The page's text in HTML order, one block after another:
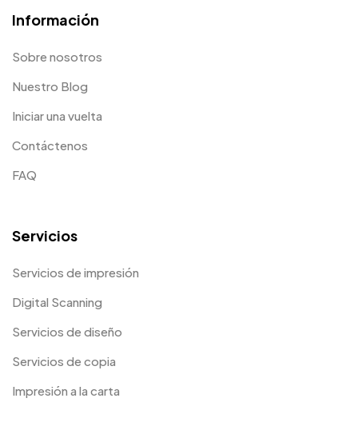
Información
Sobre nosotros
Nuestro Blog
Iniciar una vuelta
Contáctenos
FAQ
Servicios
Servicios de impresión
Digital Scanning
Servicios de diseño
Servicios de copia
Impresión a la carta